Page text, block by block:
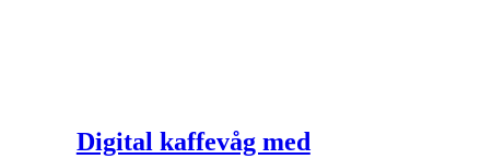
Digital kaffevåg med